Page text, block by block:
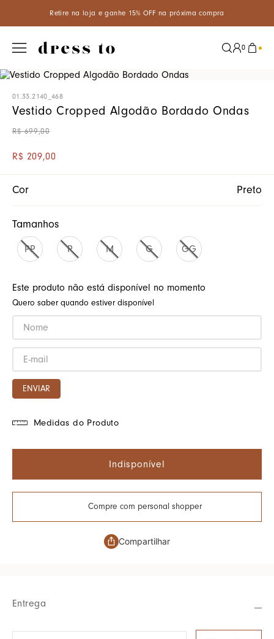
loja e ganhe 15% OFF na próxima compra Use o cupom
0
01.33.2140_468
Vestido Cropped Algodão Bordado Ondas
R$ 699,00
R$ 209,00
Cor Preto
Tamanhos
PP P M G GG
Este produto não está disponível no momento
Quero saber quando estiver disponível
ENVIAR
Medidas do Produto
Indisponível
Compre com personal shopper
Compartilhar
Entrega